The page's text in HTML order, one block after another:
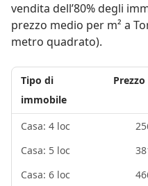
vendita dell’80% degli
prezzo medio per m² a
metro quadrato).
Tipo di
immobile
Casa: 4 loc
Casa: 5 loc
Casa: 6 loc